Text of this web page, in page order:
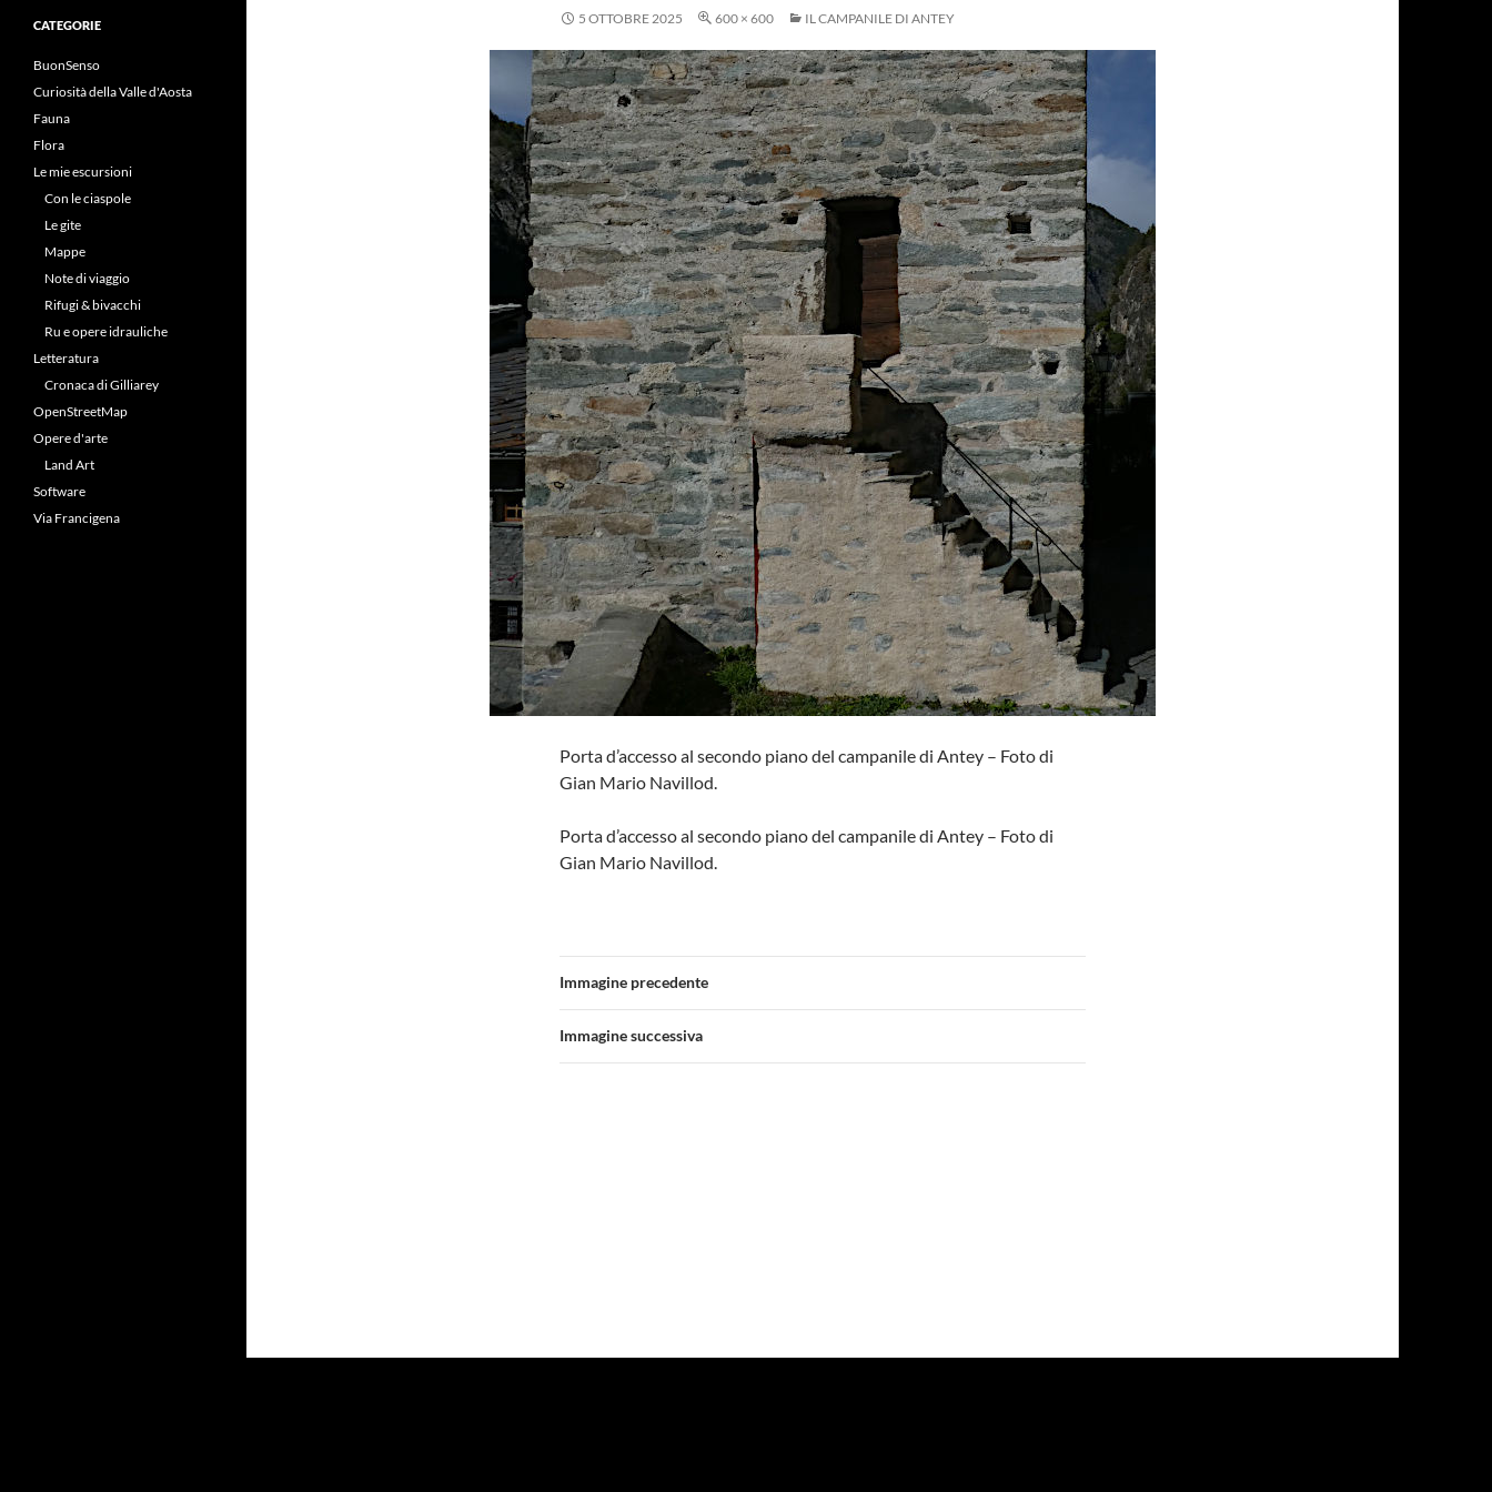
5 OTTOBRE 2025 600 × 600 IL CAMPANILE DI ANTEY
Porta d’accesso al secondo piano del campanile di Antey – Foto di
Gian Mario Navillod.
Porta d’accesso al secondo piano del campanile di Antey – Foto di
Gian Mario Navillod.
Immagine precedente
Immagine successiva
CATEGORIE
BuonSenso
Curiosità della Valle d'Aosta
Fauna
Flora
Le mie escursioni
Con le ciaspole
Le gite
Mappe
Note di viaggio
Rifugi & bivacchi
Ru e opere idrauliche
Letteratura
Cronaca di Gilliarey
OpenStreetMap
Opere d'arte
Land Art
Software
Via Francigena